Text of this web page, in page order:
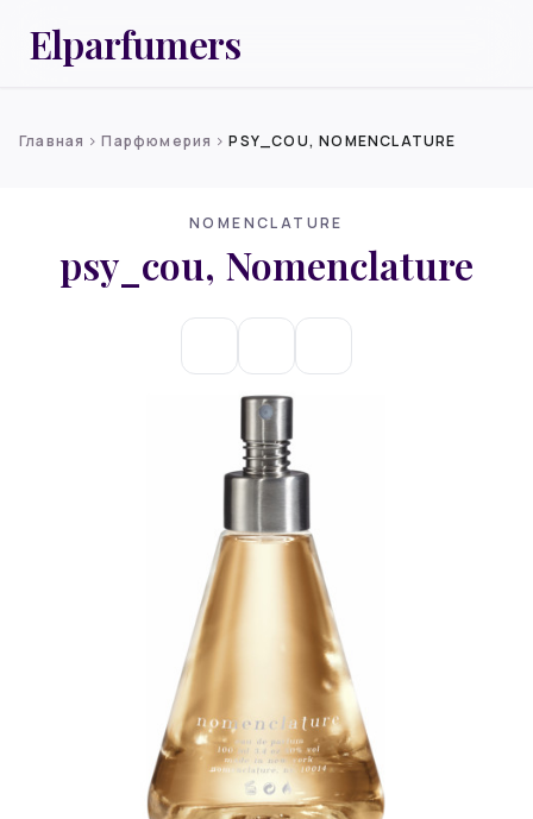
Elparfumers
Главная chevron_rightПарфюмерия chevron_rightPSY_COU, NOMENCLATURE
NOMENCLATURE
psy_cou, Nomenclature